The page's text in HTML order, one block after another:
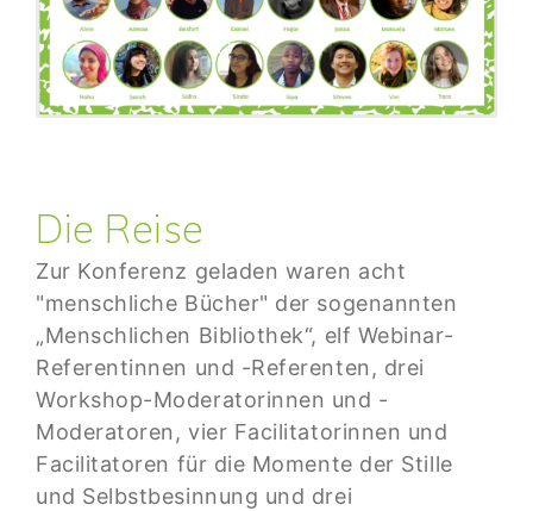
Die Reise
Zur Konferenz geladen waren acht
"menschliche Bücher" der sogenannten
„Menschlichen Bibliothek“, elf Webinar-
Referentinnen und -Referenten, drei
Workshop-Moderatorinnen und -
Moderatoren, vier Facilitatorinnen und
Facilitatoren für die Momente der Stille
und Selbstbesinnung und drei